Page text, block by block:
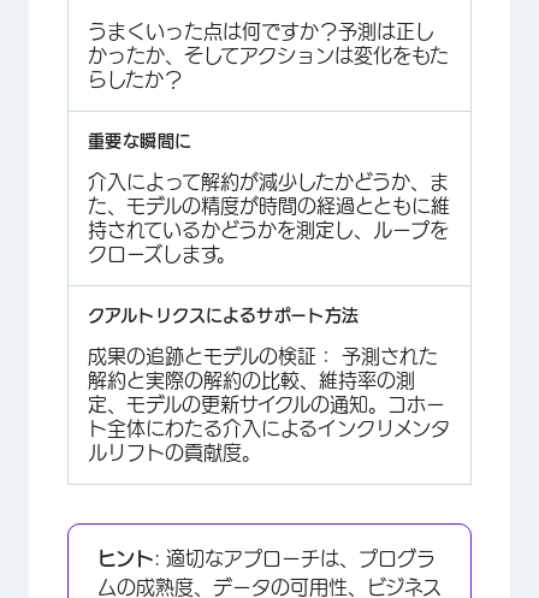
うまくいった点は何ですか？予測は正し
かったか、そしてアクションは変化をもた
らしたか？
介入によって解約が減少したかどうか、ま
た、モデルの精度が時間の経過とともに維
持されているかどうかを測定し、ループを
クローズします。
成果の追跡とモデルの検証： 予測された
解約と実際の解約の比較、維持率の測
定、モデルの更新サイクルの通知。コホー
ト全体にわたる介入によるインクリメンタ
ルリフトの貢献度。
ヒント: 適切なアプローチは、プログラ
ムの成熟度、データの可用性、ビジネス